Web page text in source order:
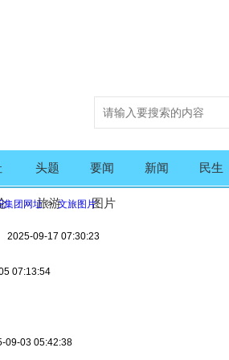
头题 要闻 新闻 民生
旅游 图片
集团网址>文旅图片
2025-09-17 07:30:23
07:13:54
09-03 05:42:38